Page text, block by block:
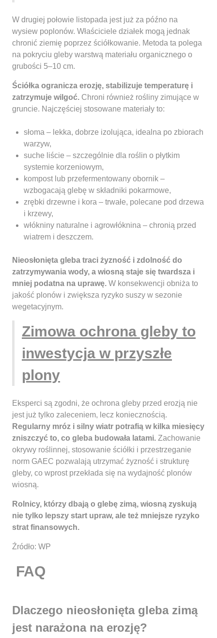
W drugiej połowie listopada jest już za późno na
wysiew poplonów. Właściciele działek mogą jednak
chronić ziemię poprzez ściółkowanie. Metoda ta polega
na pokryciu gleby warstwą materiału organicznego o
grubości 5–10 cm.
Ściółka ogranicza erozję, stabilizuje temperaturę i
zatrzymuje wilgoć. Chroni również rośliny zimujące w
gruncie. Najczęściej stosowane materiały to:
słoma – lekka, dobrze izolująca, idealna po zbiorach
warzyw,
suche liście – szczególnie dla roślin o płytkim
systemie korzeniowym,
kompost lub przefermentowany obornik –
wzbogacają glebę w składniki pokarmowe,
zrębki drzewne i kora – trwałe, polecane pod drzewa
i krzewy,
włókniny naturalne i agrowłóknina – chronią przed
wiatrem i deszczem.
Nieosłonięta gleba traci żyzność i zdolność do
zatrzymywania wody, a wiosną staje się twardsza i
mniej podatna na uprawę. W konsekwencji obniża to
jakość plonów i zwiększa ryzyko suszy w sezonie
wegetacyjnym.
Zimowa ochrona gleby to
inwestycja w przyszłe
plony
Eksperci są zgodni, że ochrona gleby przed erozją nie
jest już tylko zaleceniem, lecz koniecznością.
Regularny mróz i silny wiatr potrafią w kilka miesięcy
zniszczyć to, co gleba budowała latami. Zachowanie
okrywy roślinnej, stosowanie ściółki i przestrzeganie
norm GAEC pozwalają utrzymać żyzność i strukturę
gleby, co wprost przekłada się na wydajność plonów
wiosną.
Rolnicy, którzy dbają o glebę zimą, wiosną zyskują
nie tylko lepszy start upraw, ale też mniejsze ryzyko
strat finansowych.
Źródło: WP
FAQ
Dlaczego nieosłonięta gleba zimą
jest narażona na erozję?